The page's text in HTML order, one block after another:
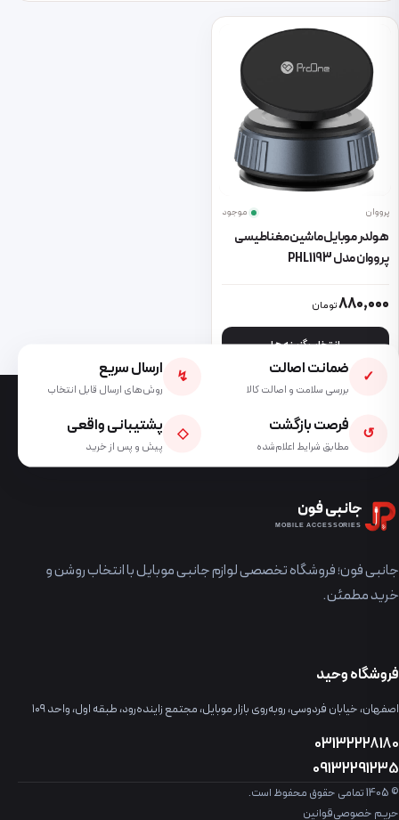
پرووان موجود
هولدر موبایل ماشین مغناطیسی
پرووان مدل PHL1193
880,000تومان
انتخاب گزینه ها
این محصول دارای انواع مختلفی می باشد. گزینه ها ممکن است در
✓ ضمانت اصالت
بررسی سلامت و اصالت کالا
↯ ارسال سریع
روش‌های ارسال قابل انتخاب
↺ فرصت بازگشت
مطابق شرایط اعلام‌شده
◇ پشتیبانی واقعی
پیش و پس از خرید
جانبی فون
MOBILE ACCESSORIES
جانبی فون؛ فروشگاه تخصصی لوازم جانبی موبایل با انتخاب روشن و
خرید مطمئن.
فروشگاه وحید
اصفهان، خیابان فردوسی، روبه‌روی بازار موبایل، مجتمع زاینده‌رود، طبقه اول، واحد ۱۰۹
03132228180
09132291235
© 1405 تمامی حقوق محفوظ است.
حریم خصوصیقوانین